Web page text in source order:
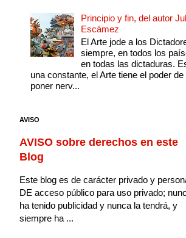
Principio y fin, del autor
Escámez
El Arte jode a los
siempre, en todos los
en todas las dictaduras.
una constante, el Arte tiene el poder de
poner nerv...
AVISO
AVISO sobre derechos en este
Blog
Este blog es de carácter privado y
DE acceso público para uso privado;
ha tenido publicidad y nunca la tendrá, y
siempre ha ...